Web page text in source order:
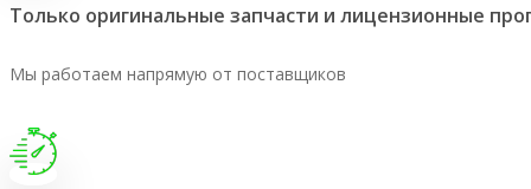
Только оригинальные запчасти и лицензионные
Мы работаем напрямую от поставщиков